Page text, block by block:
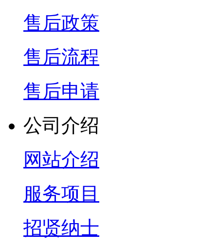
售后政策
售后流程
售后申请
公司介绍
网站介绍
服务项目
招贤纳士